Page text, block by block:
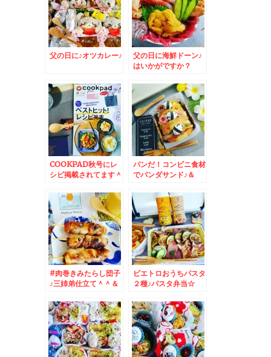
父の日に♪オツカレー♪
父の日に海鮮ドーン♪
はいかがですか？
COOKPAD秋号にレ
シピ掲載されてます＾
パンだ！コンビニ食材
でパンダサンド♪＆
ました＾＾
#肉巻きみたらし団子
♪三姉弟仕立て＾＾＆
ピエトロおうちパスタ
２種♪パスタ弁当☆